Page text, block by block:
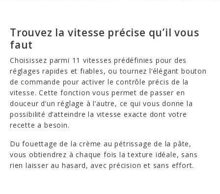
Trouvez la vitesse précise qu’il vous
faut
Choisissez parmi 11 vitesses prédéfinies pour des
réglages rapides et fiables, ou tournez l’élégant bouton
de commande pour activer le contrôle précis de la
vitesse. Cette fonction vous permet de passer en
douceur d’un réglage à l’autre, ce qui vous donne la
possibilité d’atteindre la vitesse exacte dont votre
recette a besoin.
Du fouettage de la crème au pétrissage de la pâte,
vous obtiendrez à chaque fois la texture idéale, sans
rien laisser au hasard, avec précision et sans effort.